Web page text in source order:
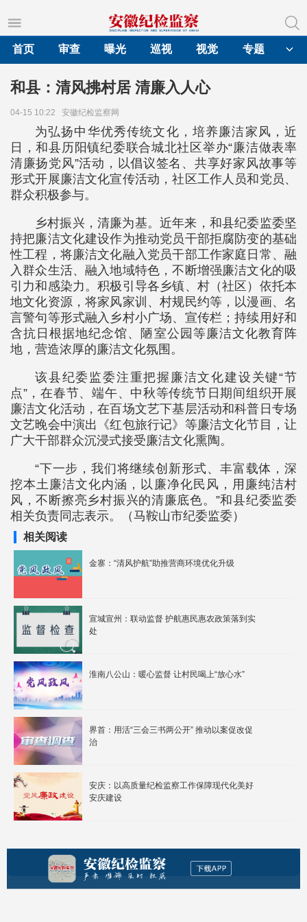
首页
审查 曝光 巡视 视觉 专题
和县：清风拂村居 清廉入人心
04-15 10:22 安徽纪检监察网
为弘扬中华优秀传统文化，培养廉洁家风，近
日，和县历阳镇纪委联合城北社区举办“廉洁做表率
清廉扬党风”活动，以倡议签名、共享好家风故事等
形式开展廉洁文化宣传活动，社区工作人员和党员、
群众积极参与。
乡村振兴，清廉为基。近年来，和县纪委监委坚
持把廉洁文化建设作为推动党员干部拒腐防变的基础
性工程，将廉洁文化融入党员干部工作家庭日常、融
入群众生活、融入地域特色，不断增强廉洁文化的吸
引力和感染力。积极引导各乡镇、村（社区）依托本
地文化资源，将家风家训、村规民约等，以漫画、名
言警句等形式融入乡村小广场、宣传栏；持续用好和
含抗日根据地纪念馆、陋室公园等廉洁文化教育阵
地，营造浓厚的廉洁文化氛围。
该县纪委监委注重把握廉洁文化建设关键“节
点”，在春节、端午、中秋等传统节日期间组织开展
廉洁文化活动，在百场文艺下基层活动和科普日专场
文艺晚会中演出《红包旅行记》等廉洁文化节目，让
广大干部群众沉浸式接受廉洁文化熏陶。
“下一步，我们将继续创新形式、丰富载体，深
挖本土廉洁文化内涵，以廉净化民风，用廉纯洁村
风，不断擦亮乡村振兴的清廉底色。”和县纪委监委
相关负责同志表示。（马鞍山市纪委监委）
相关阅读
金寨：“清风护航”助推营商环境优化升级
宣城宣州：联动监督 护航惠民惠农政策落到实
处
淮南八公山：暖心监督 让村民喝上“放心水”
界首：用活“三会三书两公开” 推动以案促改促
治
安庆：以高质量纪检监察工作保障现代化美好
安庆建设